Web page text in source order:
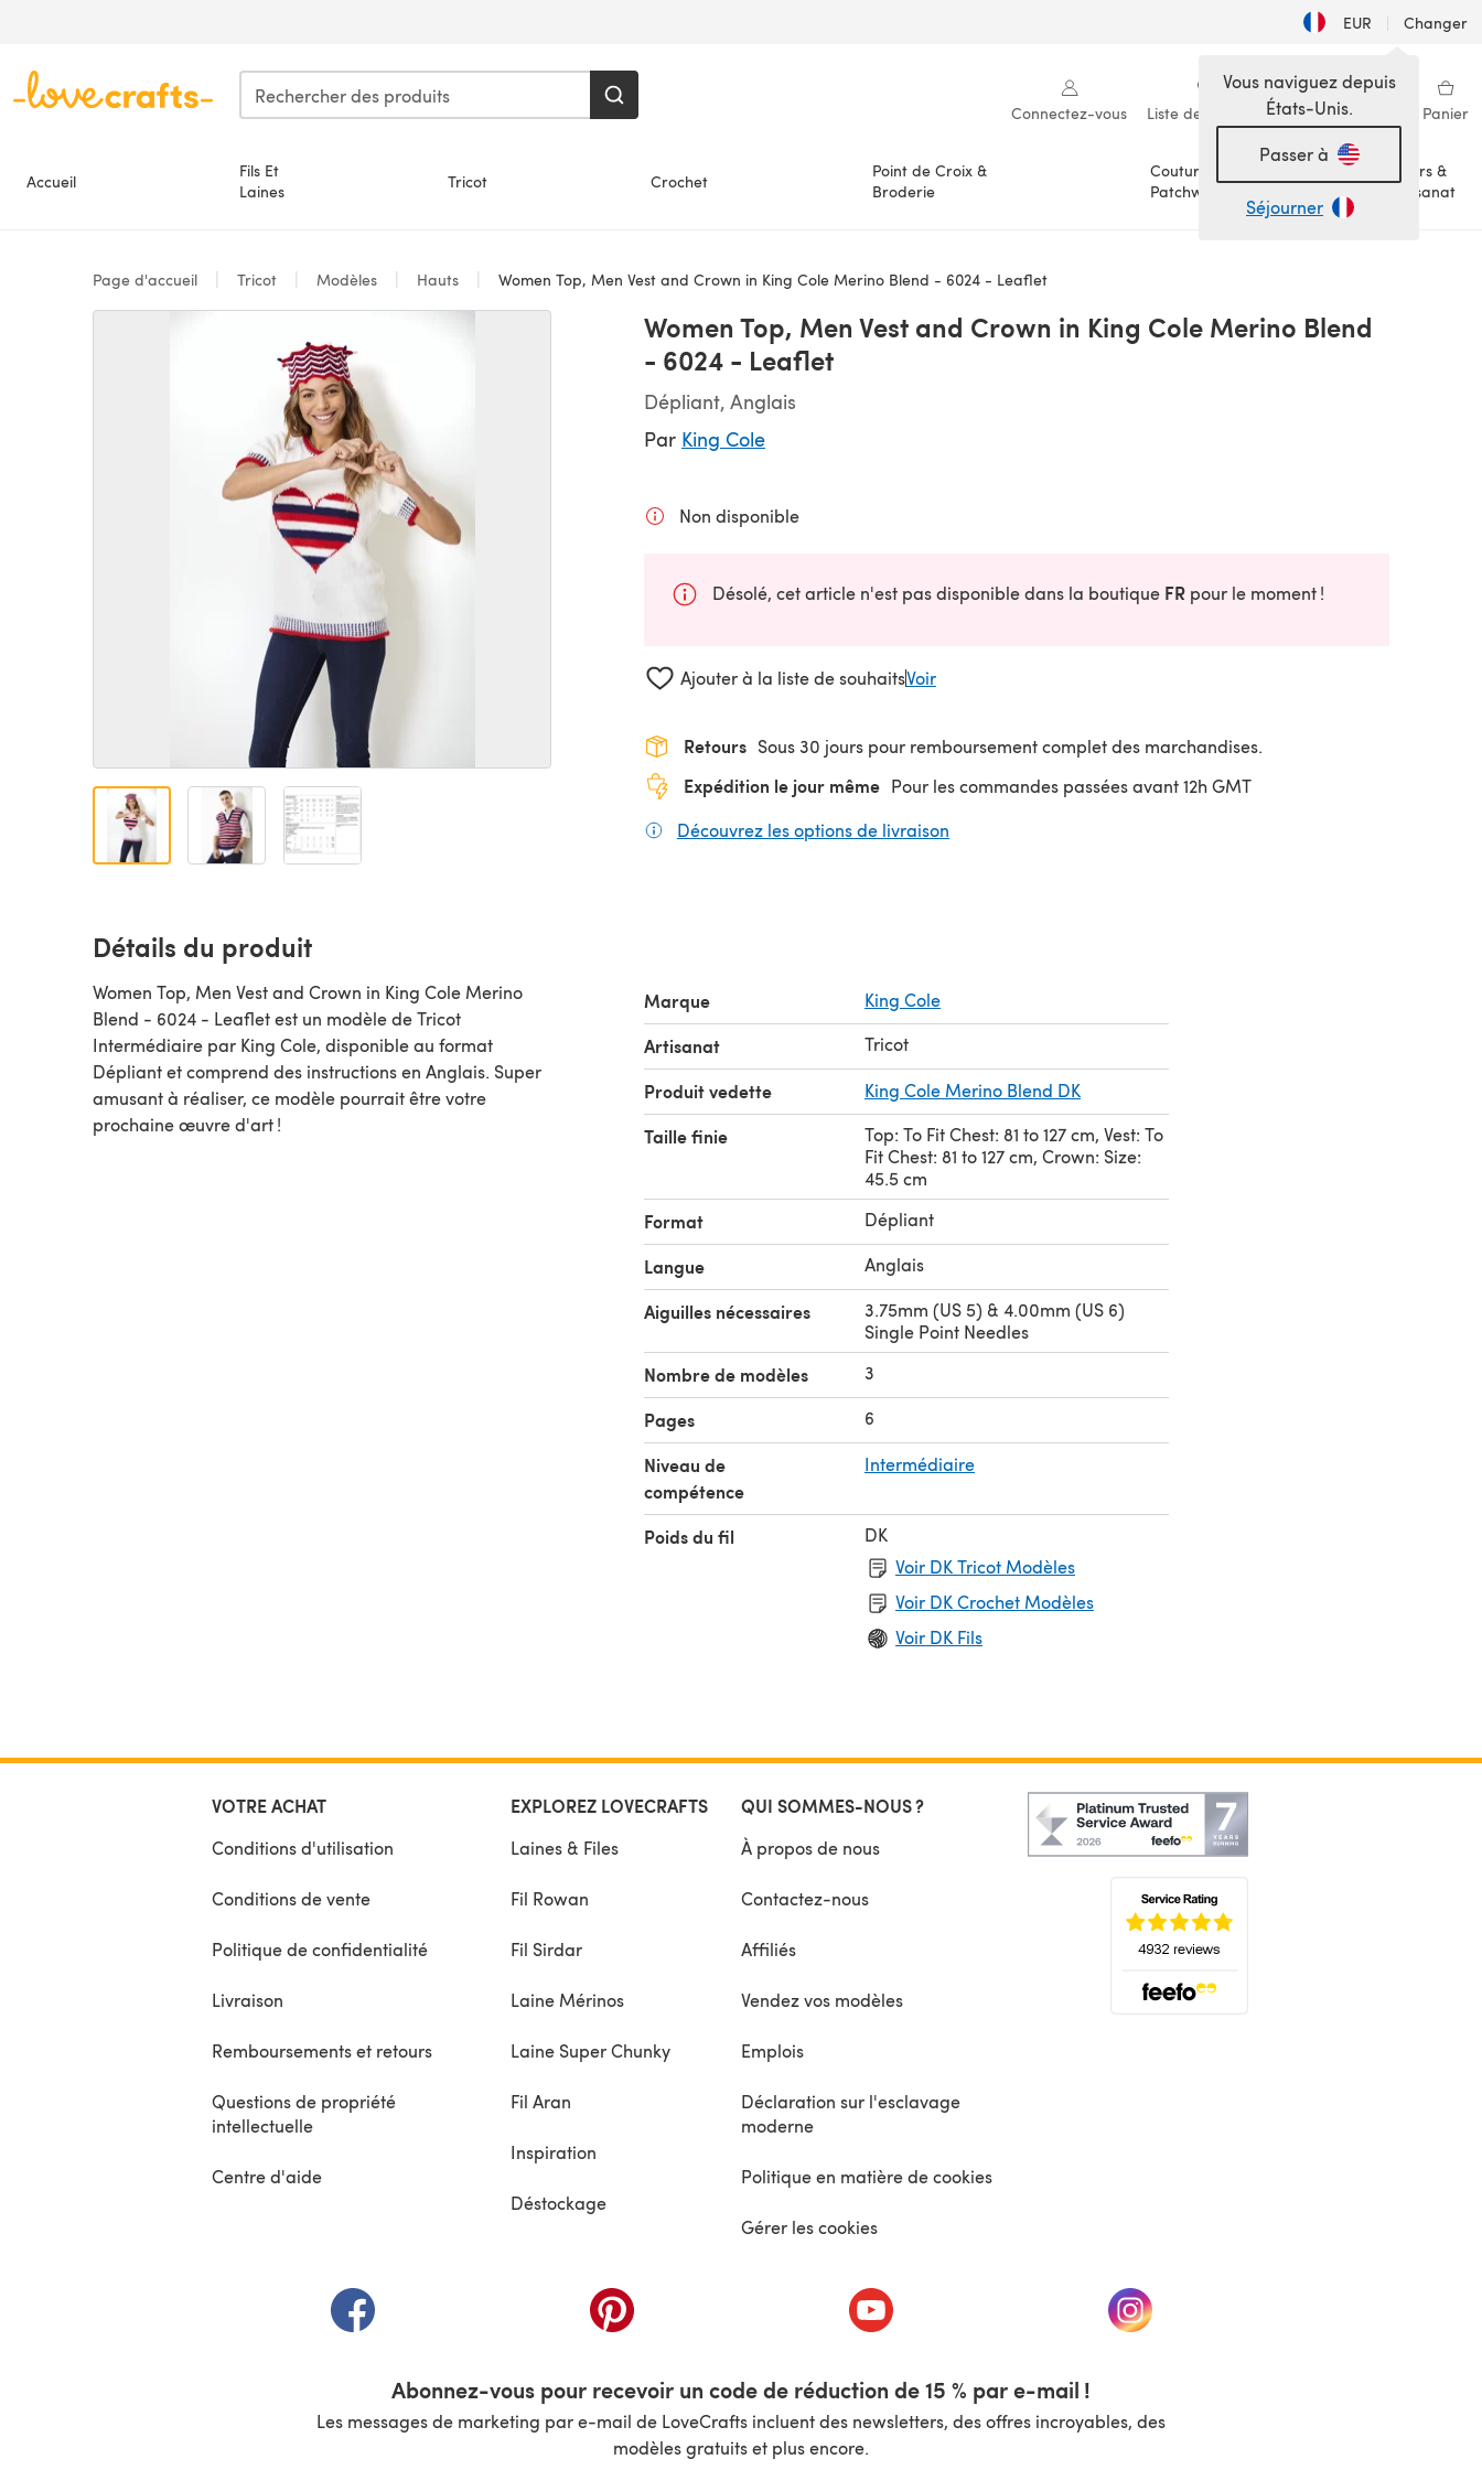
EUR | Changer
Connectez-vous Liste de souhaits Ma bibliothèque Panier
Accueil
Fils Et
Laines
Tricot Crochet
Point de Croix &
Broderie
Couture &
Patchwork
Loisirs &
Artisanat
Vous naviguez depuis
États-Unis.
Passer à
Séjourner
Page d'accueil Tricot Modèles Hauts Women Top, Men Vest and Crown in King Cole Merino Blend - 6024 - Leaflet
Women Top, Men Vest and Crown in King Cole Merino Blend
- 6024 - Leaflet
Dépliant, Anglais
Par King Cole
Non disponible
Désolé, cet article n'est pas disponible dans la boutique FR pour le moment !
Ajouter à la liste de souhaitsVoir
Retours Sous 30 jours pour remboursement complet des marchandises.
Expédition le jour même Pour les commandes passées avant 12h GMT
Découvrez les options de livraison
Détails du produit
Women Top, Men Vest and Crown in King Cole Merino
Blend - 6024 - Leaflet est un modèle de Tricot
Intermédiaire par King Cole, disponible au format
Dépliant et comprend des instructions en Anglais. Super
amusant à réaliser, ce modèle pourrait être votre
prochaine œuvre d'art !
Marque King Cole
Artisanat Tricot
Produit vedette King Cole Merino Blend DK
Taille finie
Top: To Fit Chest: 81 to 127 cm, Vest: To
Fit Chest: 81 to 127 cm, Crown: Size:
45.5 cm
Format Dépliant
Langue Anglais
Aiguilles nécessaires
3.75mm (US 5) & 4.00mm (US 6)
Single Point Needles
Nombre de modèles 3
Pages 6
Niveau de
compétence
Intermédiaire
Poids du fil
DK
Voir DK Tricot Modèles
Voir DK Crochet Modèles
Voir DK Fils
VOTRE ACHAT
Conditions d'utilisation
Conditions de vente
Politique de confidentialité
Livraison
Remboursements et retours
Questions de propriété
intellectuelle
Centre d'aide
EXPLOREZ LOVECRAFTS
Laines & Files
Fil Rowan
Fil Sirdar
Laine Mérinos
Laine Super Chunky
Fil Aran
Inspiration
Déstockage
QUI SOMMES-NOUS ?
À propos de nous
Contactez-nous
Affiliés
Vendez vos modèles
Emplois
Déclaration sur l'esclavage
moderne
Politique en matière de cookies
Gérer les cookies
(s'ouvre dans un nouvel onglet) (s'ouvre dans un nouvel onglet) (s'ouvre dans un nouvel onglet) (s'ouvre dans un nouvel onglet)
Abonnez-vous pour recevoir un code de réduction de 15 % par e-mail !
Les messages de marketing par e-mail de LoveCrafts incluent des newsletters, des offres incroyables, des
modèles gratuits et plus encore.